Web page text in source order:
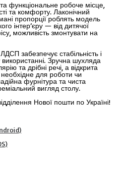
функціональне робоче місце,
та комфорту. Лаконічний
пропорції роблять модель
інтер’єру — від дитячої
можливість змонтувати на
забезпечує стабільність і
Зручна шухляда
та дрібні речі, а відкрита
для роботи чи
фурнітура та чиста
вигляд столу.
Нової пошти по Україні!